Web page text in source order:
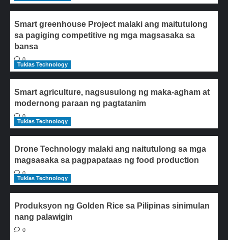
Smart greenhouse Project malaki ang maitutulong
sa pagiging competitive ng mga magsasaka sa
bansa
0
Tuklas Technology
Smart agriculture, nagsusulong ng maka-agham at
modernong paraan ng pagtatanim
0
Tuklas Technology
Drone Technology malaki ang naitutulong sa mga
magsasaka sa pagpapataas ng food production
0
Tuklas Technology
Produksyon ng Golden Rice sa Pilipinas sinimulan
nang palawigin
0